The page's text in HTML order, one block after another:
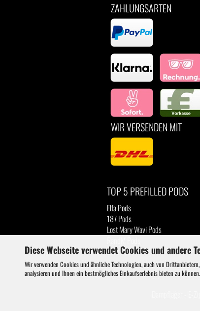
Diese Webseite verwendet Cookies und andere
Wir verwenden Cookies und ähnliche Technologien, auch von
analysieren und Ihnen ein bestmögliches Einkaufserlebnis bieten zu
ZAHLUNGSARTEN
WIR VERSENDEN MIT
TOP 5 PREFILLED PODS
Elfa Pods
187 Pods
Lost Mary Wavi Pods
Luva Pods